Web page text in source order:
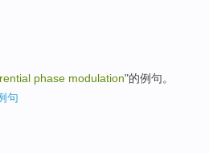
phase modulation"的例句。
句